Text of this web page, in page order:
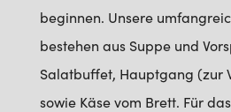
beginnen. Unsere
bestehen aus Suppe und
Salatbuffet, Hauptgang (zur
sowie Käse vom Brett. Für